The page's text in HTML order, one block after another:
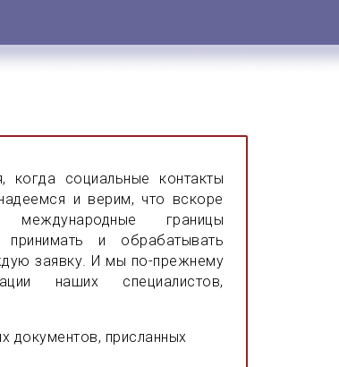
социальные контакты
и верим, что вскоре
границы
и обрабатывать
заявку. И мы по-прежнему
наших специалистов,
документов, присланных